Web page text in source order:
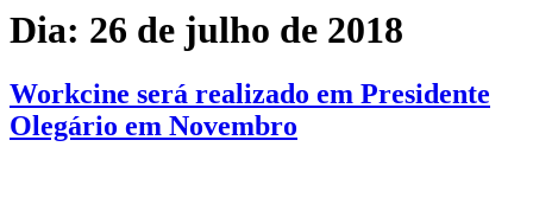
Dia: 26 de julho de 2018
Workcine será realizado em Presidente
Olegário em Novembro